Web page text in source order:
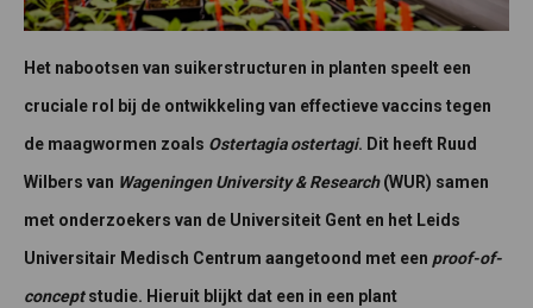
Het nabootsen van suikerstructuren in planten speelt een
cruciale rol bij de ontwikkeling van effectieve vaccins tegen
de maagwormen zoals Ostertagia ostertagi. Dit heeft Ruud
Wilbers van Wageningen University & Research(WUR) samen
met onderzoekers van de Universiteit Gent en het Leids
Universitair Medisch Centrum aangetoond met een proof-of-
conceptstudie. Hieruit blijkt dat een in een plant